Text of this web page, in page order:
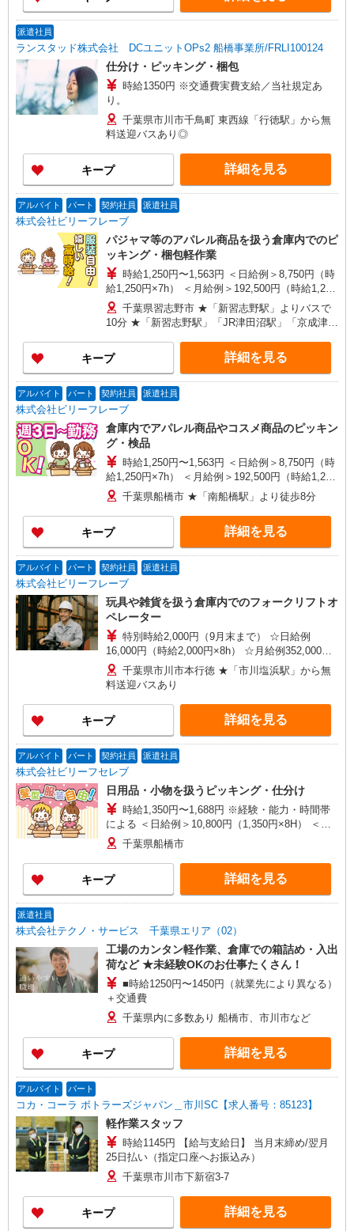
あり。ご希望をお聞かせください。 ☆送迎バス有
／バイク・自転車通勤OKなどの勤務地もアリ
派遣社員
ランスタッド株式会社 DCユニットOPs2 船橋事業所/FRLI100124
仕分け・ピッキング・梱包
時給1350円 ※交通費実費支給／当社規定あ
り。
千葉県市川市千鳥町 東西線「行徳駅」から無
料送迎バスあり◎
キープ 詳細を見る
アルバイト パート 契約社員 派遣社員
株式会社ビリーフレーブ
パジャマ等のアパレル商品を扱う倉庫内でのピ
ッキング・梱包軽作業
時給1,250円〜1,563円 ＜日給例＞8,750円（時
給1,250円×7h） ＜月給例＞192,500円（時給1,250
円×7h×22日） ※経験・能力による
千葉県習志野市 ★「新習志野駅」よりバスで
10分 ★「新習志野駅」「JR津田沼駅」「京成津田
キープ 詳細を見る
アルバイト パート 契約社員 派遣社員
株式会社ビリーフレーブ
倉庫内でアパレル商品やコスメ商品のピッキン
グ・検品
時給1,250円〜1,563円 ＜日給例＞8,750円（時
給1,250円×7h） ＜月給例＞192,500円（時給1,250
円×7h×22日） ※経験・能力による
千葉県船橋市 ★「南船橋駅」より徒歩8分
キープ 詳細を見る
アルバイト パート 契約社員 派遣社員
株式会社ビリーフレーブ
玩具や雑貨を扱う倉庫内でのフォークリフトオ
ペレーター
特別時給2,000円（9月末まで） ☆日給例
16,000円（時給2,000円×8h） ☆月給例352,000円
（時給2,000円×8h×22日） 時給1,700円〜2,125円
（通常時給） ※経験・能力等による
千葉県市川市本行徳 ★「市川塩浜駅」から無
料送迎バスあり
キープ 詳細を見る
アルバイト パート 契約社員 派遣社員
株式会社ビリーフセレブ
日用品・小物を扱うピッキング・仕分け
時給1,350円〜1,688円 ※経験・能力・時間帯
による ＜日給例＞10,800円（1,350円×8H） ＜月
給例＞237,600円（1,350円×8H×22日）
千葉県船橋市
キープ 詳細を見る
派遣社員
株式会社テクノ・サービス 千葉県エリア（02）
工場のカンタン軽作業、倉庫での箱詰め・入出
荷など ★未経験OKのお仕事たくさん！
■時給1250円〜1450円（就業先により異なる）
＋交通費
千葉県内に多数あり 船橋市、市川市など
キープ 詳細を見る
アルバイト パート
コカ・コーラ ボトラーズジャパン＿市川SC【求人番号：85123】
軽作業スタッフ
時給1145円 【給与支給日】 当月末締め/翌月
25日払い（指定口座へお振込み）
千葉県市川市下新宿3-7
キープ 詳細を見る